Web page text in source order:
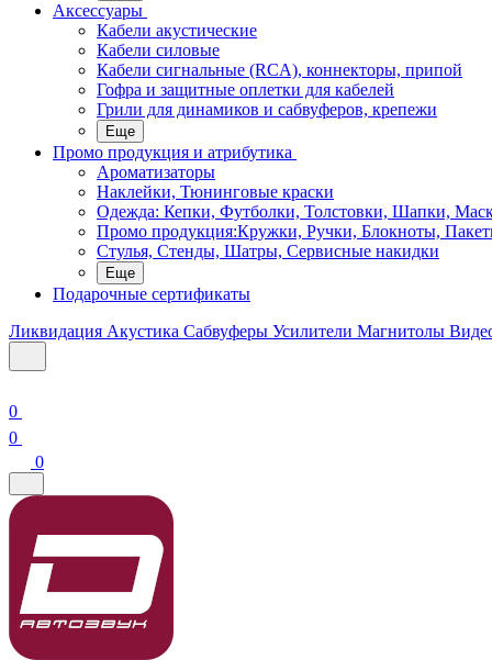
Аксессуары
Кабели акустические
Кабели силовые
Кабели сигнальные (RCA), коннекторы, припой
Гофра и защитные оплетки для кабелей
Грили для динамиков и сабвуферов, крепежи
Еще
Промо продукция и атрибутика
Ароматизаторы
Наклейки, Тюнинговые краски
Одежда: Кепки, Футболки, Толстовки, Шапки,
Промо продукция:Кружки, Ручки, Блокноты,
Стулья, Стенды, Шатры, Сервисные накидки
Еще
Подарочные сертификаты
Ликвидация Акустика Сабвуферы Усилители Магнитолы
0
0
0